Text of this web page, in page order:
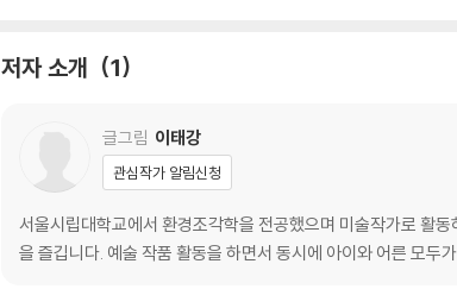
저자 소개 1
글그림 이태강
관심작가 알림신청
서울시립대학교에서 환경조각학을 전공했으며 미술작가로 활
을 즐깁니다. 예술 작품 활동을 하면서 동시에 아이와 어른 모두